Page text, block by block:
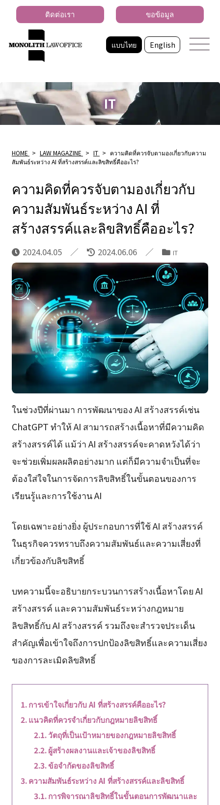
แบบไทย English
ติดต่อเรา ขอข้อมูล
IT
HOME > LAW MAGAZINE > IT > ความคิดที่ควรจับตามองเกี่ยวกับความ
สัมพันธ์ระหว่าง AI ที่สร้างสรรค์และลิขสิทธิ์คืออะไร?
ความคิดที่ควรจับตามองเกี่ยวกับ
ความสัมพันธ์ระหว่าง AI ที่
สร้างสรรค์และลิขสิทธิ์คืออะไร?
2024.04.05 2024.06.06 IT
ในช่วงปีที่ผ่านมา การพัฒนาของ AI สร้างสรรค์เช่น
ChatGPT ทำให้ AI สามารถสร้างเนื้อหาที่มีความคิด
สร้างสรรค์ได้ แม้ว่า AI สร้างสรรค์จะคาดหวังได้ว่า
จะช่วยเพิ่มผลผลิตอย่างมาก แต่ก็มีความจำเป็นที่จะ
ต้องใส่ใจในการจัดการลิขสิทธิ์ในขั้นตอนของการ
เรียนรู้และการใช้งาน AI
โดยเฉพาะอย่างยิ่ง ผู้ประกอบการที่ใช้ AI สร้างสรรค์
ในธุรกิจควรทราบถึงความสัมพันธ์และความเสี่ยงที่
เกี่ยวข้องกับลิขสิทธิ์
บทความนี้จะอธิบายกระบวนการสร้างเนื้อหาโดย AI
สร้างสรรค์ และความสัมพันธ์ระหว่างกฎหมาย
ลิขสิทธิ์กับ AI สร้างสรรค์ รวมถึงจะสำรวจประเด็น
สำคัญเพื่อเข้าใจถึงการปกป้องลิขสิทธิ์และความเสี่ยง
ของการละเมิดลิขสิทธิ์
การเข้าใจเกี่ยวกับ AI ที่สร้างสรรค์คืออะไร?
แนวคิดที่ควรจำเกี่ยวกับกฎหมายลิขสิทธิ์
วัตถุที่เป็นเป้าหมายของกฎหมายลิขสิทธิ์
ผู้สร้างผลงานและเจ้าของลิขสิทธิ์
ข้อจำกัดของลิขสิทธิ์
ความสัมพันธ์ระหว่าง AI ที่สร้างสรรค์และลิขสิทธิ์
การพิจารณาลิขสิทธิ์ในขั้นตอนการพัฒนาและ